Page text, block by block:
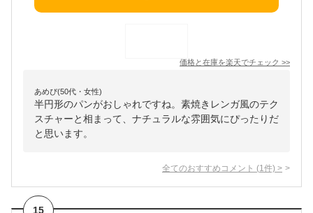
価格と在庫を楽天でチェック >>
あめぴ(50代・女性)
半円形のパンがおしゃれですね。素焼きレンガ風のテク
スチャーと相まって、ナチュラルな雰囲気にぴったりだ
と思います。
全てのおすすめコメント (1 件) >
15